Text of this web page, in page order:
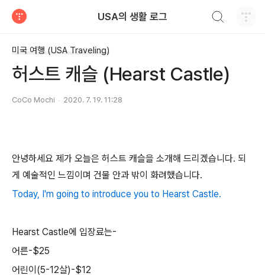
USA의 생활 로그
미국 여행 (USA Traveling)
허스트 캐슬 (Hearst Castle)
CoCo Mochi 2020. 7. 19. 11:28
안녕하세요 제가 오늘은 허스트 캐슬을 소개해 드리겠습니다. 되
게 예술적인 느낌이며 건물 안과 밖이 화려했습니다.
Today, I'm going to introduce you to Hearst Castle.
Hearst Castle에 입장료는-
어른-$25
어린이(5-12살)-$12